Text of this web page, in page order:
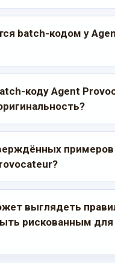
batch-кодом у
коду Agent
выглядеть
рискованным для